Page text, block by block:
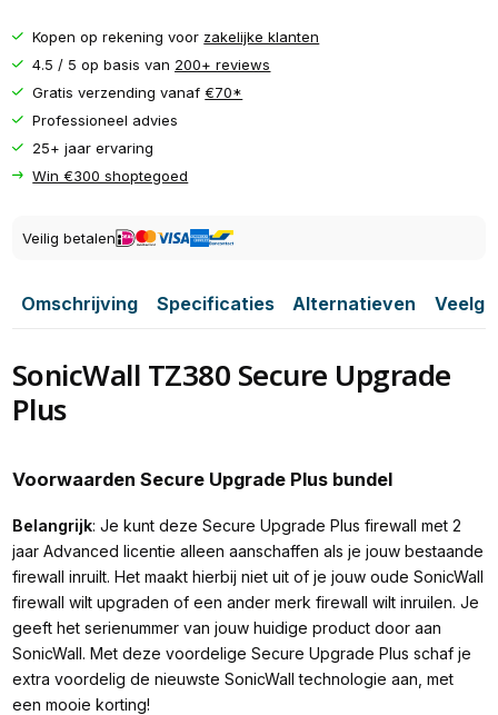
Kopen op rekening voor zakelijke klanten
4.5 / 5 op basis van 200+ reviews
Gratis verzending vanaf€70*
Professioneel advies
25+ jaar ervaring
Win €300 shoptegoed
Veilig betalen
Omschrijving Specificaties Alternatieven
SonicWall TZ380 Secure Upgrade
Plus
Voorwaarden Secure Upgrade Plus bundel
Belangrijk: Je kunt deze Secure Upgrade Plus firewall met 2
jaar Advanced licentie alleen aanschaffen als je jouw bestaande
firewall inruilt. Het maakt hierbij niet uit of je jouw oude SonicWall
firewall wilt upgraden of een ander merk firewall wilt inruilen. Je
geeft het serienummer van jouw huidige product door aan
SonicWall. Met deze voordelige Secure Upgrade Plus schaf je
extra voordelig de nieuwste SonicWall technologie aan, met
een mooie korting!